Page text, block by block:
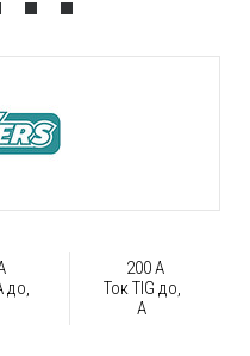
до,
200 А
Ток TIG до,
А